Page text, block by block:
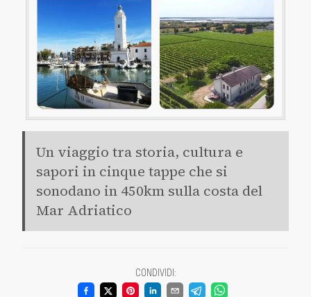
Un viaggio tra storia, cultura e
sapori in cinque tappe che si
sonodano in 450km sulla costa del
Mar Adriatico
CONDIVIDI: